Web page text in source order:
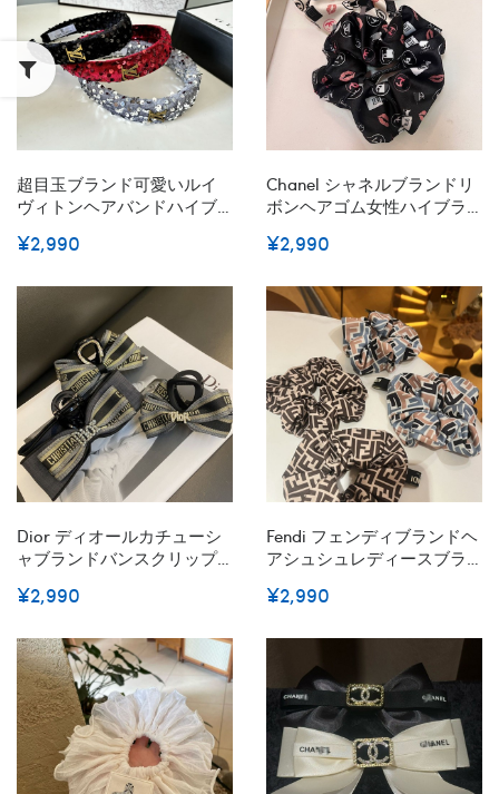
超目玉ブランド可愛いルイ
ヴィトンヘアバンドハイブ
感抜群、女性 ギフト 誕生日
ル 上品ブランドヘアターバ
ン女性ブランドバナナクリ
ップ髪アレンジ
¥2,990
Chanel シャネルブランドリ
ボンヘアゴム女性ハイブラ
ランドバナナクリップ髪ア
イブランド
¥2,990
Dior ディオールカチューシ
ャブランドバンスクリップ
髪飾り ヘアアクセサリー ク
風 オフィス 人気 おしゃれ
贈り物 レディース用
¥2,990
Fendi フェンディブランドヘ
アシュシュレディースブラ
ブランドバナナクリップ髪
ハイブランド
¥2,990